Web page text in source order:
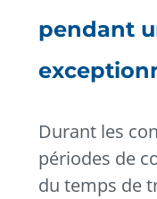
pendant
Durant les
périodes de
du temps de